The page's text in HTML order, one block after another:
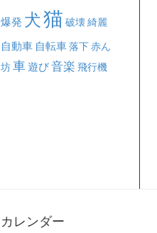
爆発 犬猫 破壊綺麗
自動車 自転車落下赤ん
坊車遊び音楽 飛行機
カレンダー